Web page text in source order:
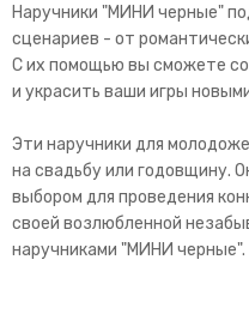
Наручники "МИНИ черные"
сценариев - от
С их помощью вы сможете
и украсить ваши игры
Эти наручники для
на свадьбу или годовщину.
выбором для проведения
своей возлюбленной
наручниками "МИНИ черные".